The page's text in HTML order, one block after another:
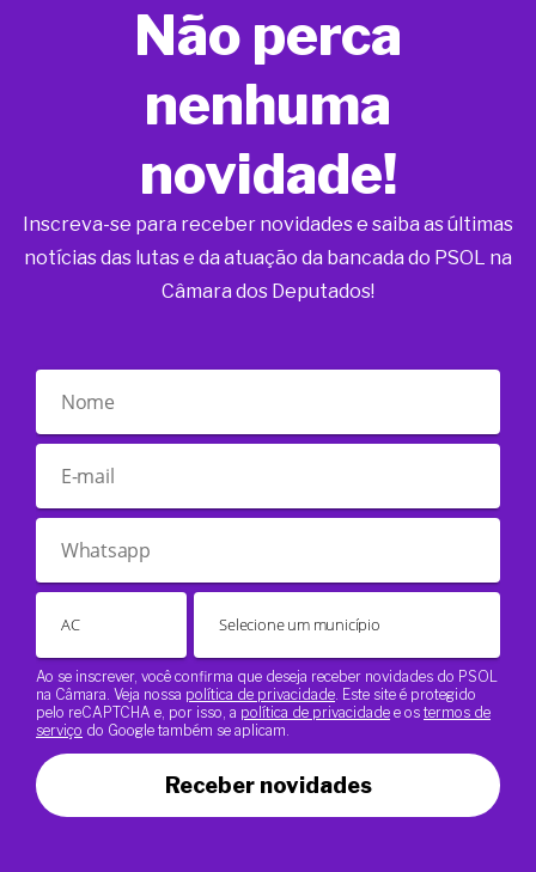
Não perca
nenhuma
novidade!
Inscreva-se para receber novidades e saiba as últimas
notícias das lutas e da atuação da bancada do PSOL na
Câmara dos Deputados!
Ao se inscrever, você confirma que deseja receber novidades do PSOL
na Câmara. Veja nossa política de privacidade. Este site é protegido
pelo reCAPTCHA e, por isso, a política de privacidade e os termos de
serviço do Google também se aplicam.
Receber novidades